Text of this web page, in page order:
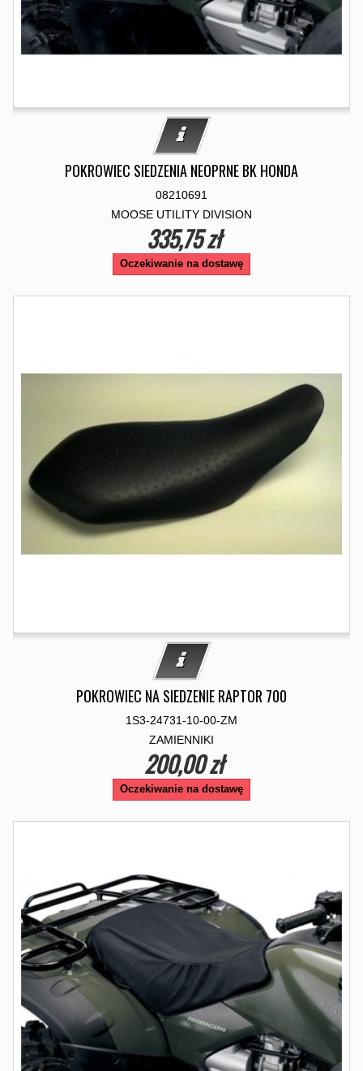
POKROWIEC SIEDZENIA NEOPRNE BK HONDA
08210691
MOOSE UTILITY DIVISION
335,75 zł
Oczekiwanie na dostawę
POKROWIEC NA SIEDZENIE RAPTOR 700
1S3-24731-10-00-ZM
ZAMIENNIKI
200,00 zł
Oczekiwanie na dostawę